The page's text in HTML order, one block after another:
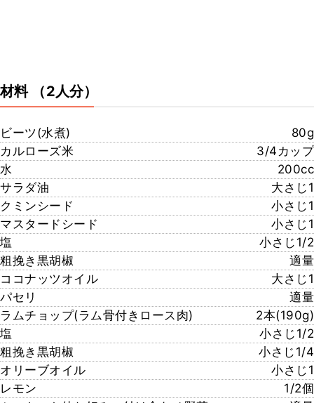
材料 （2人分）
ビーツ(水煮)
80g
カルローズ米
3/4カップ
水
200cc
サラダ油
大さじ1
クミンシード
小さじ1
マスタードシード
小さじ1
塩
小さじ1/2
粗挽き黒胡椒
適量
ココナッツオイル
大さじ1
パセリ
適量
ラムチョップ(ラム骨付きロース肉)
2本(190g)
塩
小さじ1/2
粗挽き黒胡椒
小さじ1/4
オリーブオイル
小さじ1
レモン
1/2個